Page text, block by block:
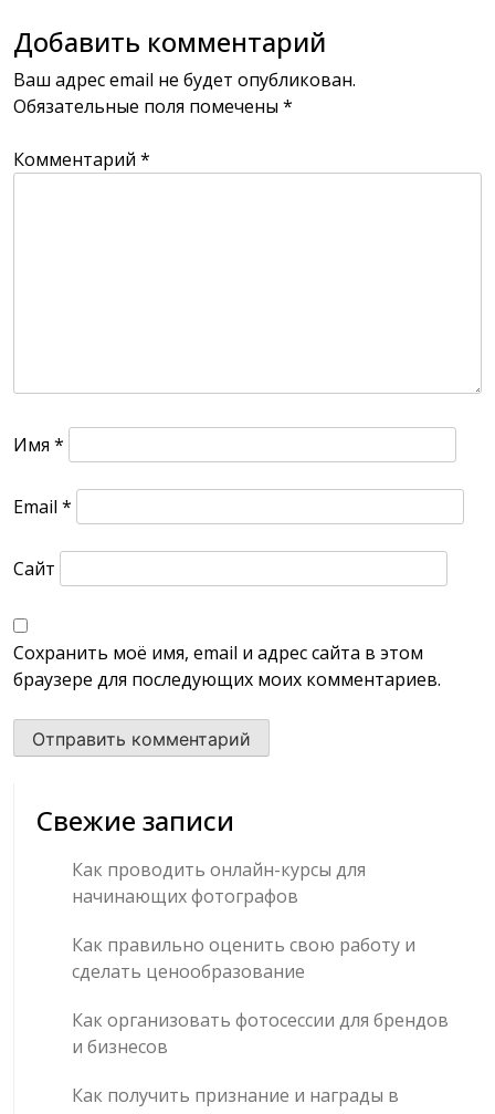
Добавить комментарий
Ваш адрес email не будет опубликован.
Обязательные поля помечены *
Комментарий *
Имя *
Email *
Сайт
Сохранить моё имя, email и адрес сайта в этом
браузере для последующих моих комментариев.
Свежие записи
Как проводить онлайн-курсы для
начинающих фотографов
Как правильно оценить свою работу и
сделать ценообразование
Как организовать фотосессии для брендов
и бизнесов
Как получить признание и награды в